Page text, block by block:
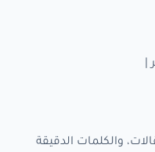
والكلمات الدقيقة